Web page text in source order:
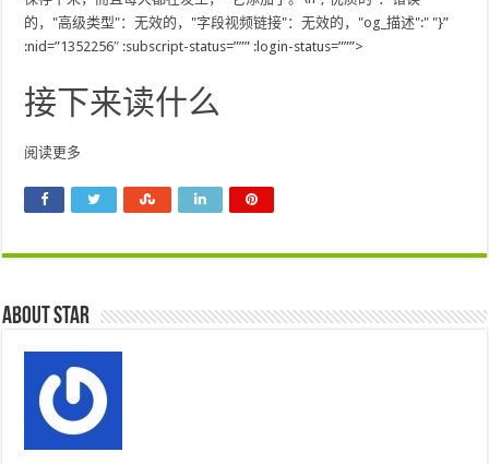
的，"高级类型"：无效的，"字段视频链接"：无效的，"og_描述":" "}”
:nid=”1352256″ :subscript-status=””” :login-status=”””>
接下来读什么
阅读更多
About star